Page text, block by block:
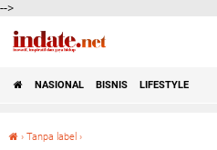
-->
NASIONAL BISNIS LIFESTYLE
› Tanpa label ›